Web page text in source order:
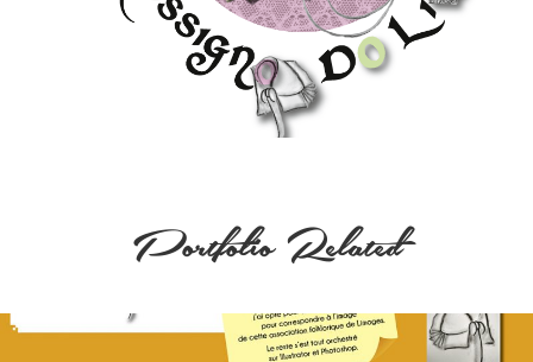
Portfolio Related